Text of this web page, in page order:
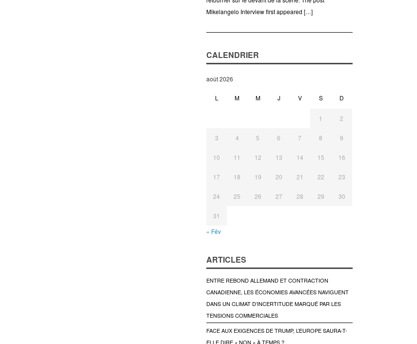
Mikelangelo Interview first appeared […]
CALENDRIER
août 2026
L M M J V S D
1 2
3 4 5 6 7 8 9
10 11 12 13 14 15 16
17 18 19 20 21 22 23
24 25 26 27 28 29 30
31
« Fév
ARTICLES
ENTRE REBOND ALLEMAND ET CONTRACTION
CANADIENNE, LES ÉCONOMIES AVANCÉES NAVIGUENT
DANS UN CLIMAT D’INCERTITUDE MARQUÉ PAR LES
TENSIONS COMMERCIALES
FACE AUX EXIGENCES DE TRUMP, L’EUROPE SAURA-T-
ELLE DIRE « NON » À TEMPS ?